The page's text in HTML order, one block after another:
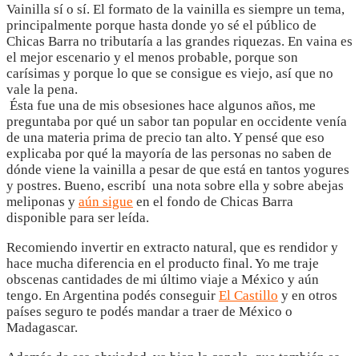
Vainilla sí o sí. El formato de la vainilla es siempre un tema,
principalmente porque hasta donde yo sé el público de
Chicas Barra no tributaría a las grandes riquezas. En vaina es
el mejor escenario y el menos probable, porque son
carísimas y porque lo que se consigue es viejo, así que no
vale la pena.
Ésta fue una de mis obsesiones hace algunos años, me
preguntaba por qué un sabor tan popular en occidente venía
de una materia prima de precio tan alto. Y pensé que eso
explicaba por qué la mayoría de las personas no saben de
dónde viene la vainilla a pesar de que está en tantos yogures
y postres. Bueno, escribí una nota sobre ella y sobre abejas
meliponas y aún sigue en el fondo de Chicas Barra
disponible para ser leída.
Recomiendo invertir en extracto natural, que es rendidor y
hace mucha diferencia en el producto final. Yo me traje
obscenas cantidades de mi último viaje a México y aún
tengo. En Argentina podés conseguir El Castillo y en otros
países seguro te podés mandar a traer de México o
Madagascar.